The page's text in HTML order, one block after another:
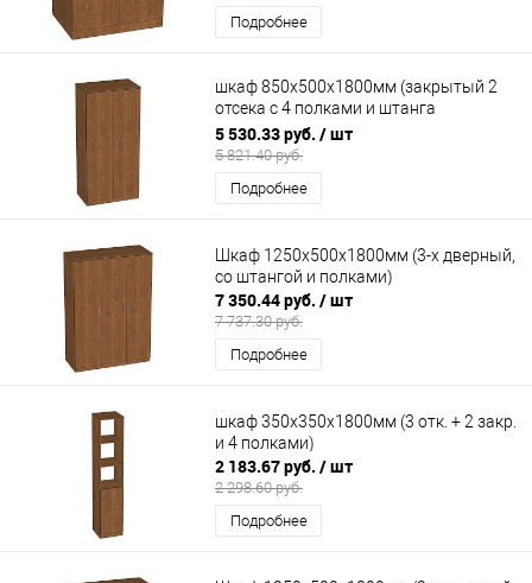
Подробнее
шкаф 850х500х1800мм (закрытый 2
отсека с 4 полками и штанга
поперечная)
5 530.33 руб. / шт
5 821.40 руб.
Подробнее
Шкаф 1250х500х1800мм (3-х дверный,
со штангой и полками)
7 350.44 руб. / шт
7 737.30 руб.
Подробнее
шкаф 350х350х1800мм (3 отк. + 2 закр.
и 4 полками)
2 183.67 руб. / шт
2 298.60 руб.
Подробнее